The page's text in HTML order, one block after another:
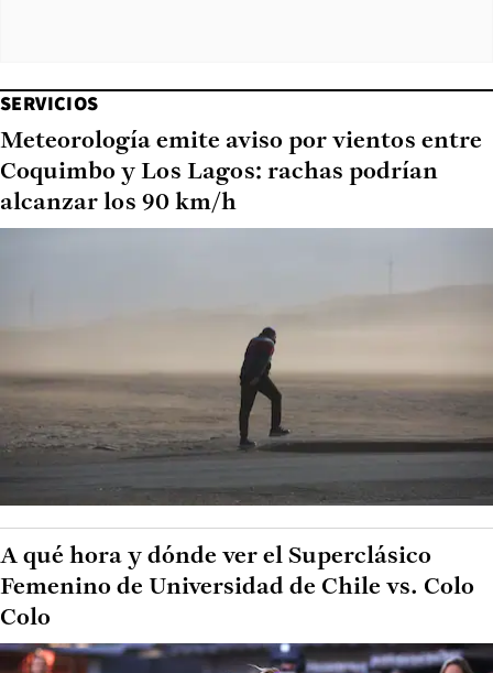
SERVICIOS
Meteorología emite aviso por vientos entre
Coquimbo y Los Lagos: rachas podrían
alcanzar los 90 km/h
A qué hora y dónde ver el Superclásico
Femenino de Universidad de Chile vs. Colo
Colo